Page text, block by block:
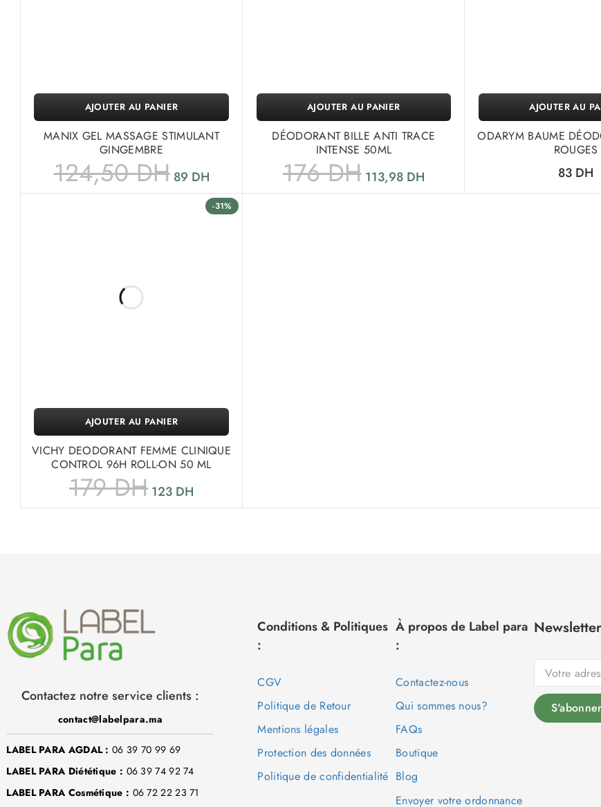
MANIX GEL MASSAGE STIMULANT
GINGEMBRE
124,50DH 89 DH
AJOUTER AU PANIER
DÉODORANT BILLE ANTI TRACE
INTENSE 50ML
176DH 113,98 DH
AJOUTER AU PANIER
ODARYM BAUME
ROUGES
83 DH
AJOUTER AU
-31%
VICHY DEODORANT FEMME CLINIQUE
CONTROL 96H ROLL-ON 50 ML
179DH 123 DH
AJOUTER AU PANIER
Contactez notre service clients :
contact@labelpara.ma
LABEL PARA AGDAL : 06 39 70 99 69
LABEL PARA Diététique : 06 39 74 92 74
LABEL PARA Cosmétique : 06 72 22 23 71
Conditions & Politiques
:
CGV
Politique de Retour
Mentions légales
Protection des données
Politique de confidentialité
À propos de Label para
:
Contactez-nous
Qui sommes nous?
FAQs
Boutique
Blog
Envoyer votre ordonnance